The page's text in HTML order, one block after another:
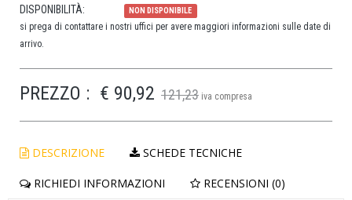
DISPONIBILITÀ:
NON DISPONIBILE
si prega di contattare i nostri uffici per avere maggiori informazioni sulle date di
arrivo.
PREZZO : € 90,92 121,23 iva compresa
DESCRIZIONE SCHEDE TECNICHE
RICHIEDI INFORMAZIONI RECENSIONI (0)